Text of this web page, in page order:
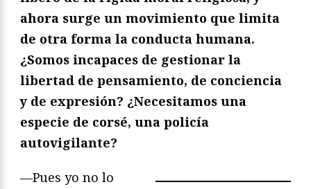
ahora surge un movimiento que limita
de otra forma la conducta humana.
¿Somos incapaces de gestionar la
libertad de pensamiento, de conciencia
y de expresión? ¿Necesitamos una
especie de corsé, una policía
autovigilante?
—Pues yo no lo